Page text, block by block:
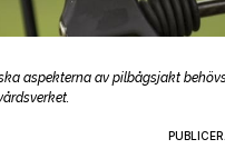
aspekterna av pilbågsjakt
AMMUNITION